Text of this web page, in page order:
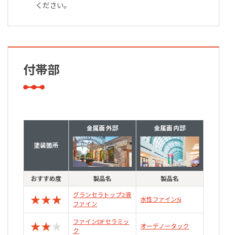
ください。
付帯部
塗装箇所
金属面 外部 金属面 内部
おすすめ度 製品名 製品名
★★★
グランセラトップ2液
ファイン
水性ファインSi
★★★
ファインDFセラミッ
ク
オーデノータック